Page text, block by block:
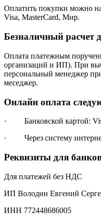
Оплатить покупки можно
Visa, MasterCard, Мир.
Безналичный расчет
Оплата платежным
организаций и ИП). При
персональный менеджер
меседжер.
Онлайн оплата
· Банковской картой:
· Через систему
Реквизиты для
Для платежей без НДС
ИП Володин Евгений
ИНН 772448686005